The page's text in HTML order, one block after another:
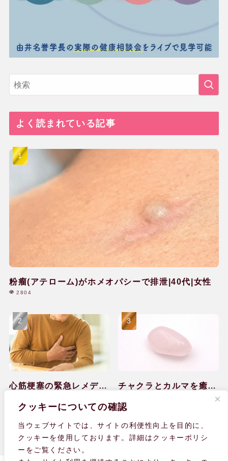
クッキーについての確認
当ウェブサイトでは、サイトの利便性向上を目的に、
クッキーを使用しております。詳細はクッキーポリシ
ーをご覧ください。
よく読まれている記事
粉瘤(アテローム)がホメオパシーで排泄|40代|女性
2804
心筋梗塞の緊急レメディ
代|男性
チャクラとカルマを癒し
た|40代|女性